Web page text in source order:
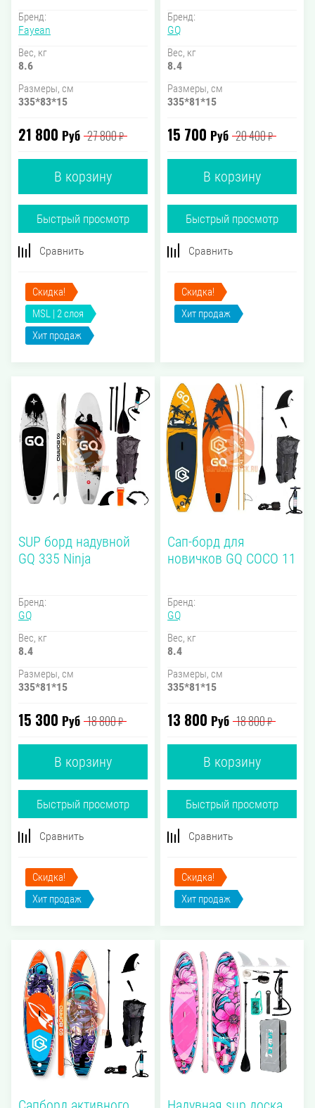
Бренд:
Fayean
Вес, кг
8.6
Размеры, см
335*83*15
21 800 Руб 27 800₽
В корзину
Быстрый просмотр
Сравнить
Скидка!
MSL | 2 слоя
Хит продаж
Бренд:
GQ
Вес, кг
8.4
Размеры, см
335*81*15
15 700 Руб 20 400₽
В корзину
Быстрый просмотр
Сравнить
Скидка!
Хит продаж
SUP борд надувной
GQ 335 Ninja
Бренд:
GQ
Вес, кг
8.4
Размеры, см
335*81*15
15 300 Руб 18 800₽
В корзину
Быстрый просмотр
Сравнить
Скидка!
Хит продаж
Сап-борд для
новичков GQ COCO 11
Бренд:
GQ
Вес, кг
8.4
Размеры, см
335*81*15
13 800 Руб 18 800₽
В корзину
Быстрый просмотр
Сравнить
Скидка!
Хит продаж